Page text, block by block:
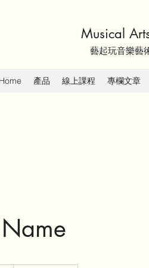
Musical
藝起玩音樂藝
Home 產品 線上課程 專欄文章